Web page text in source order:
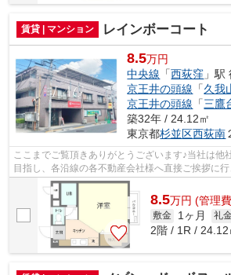
賃貸 | マンション レインボーコート
8.5万円
中央線 「西荻窪 」駅
京王井の頭線 「久我
京王井の頭線 「三鷹
築32年 / 24.12㎡
東京都杉並区西荻南
ここまでご覧頂きありがとうございます♪当社は他
目指し、各沿線の各不動産会社様へ直接ご挨拶に
様へ提供しております！最新の情報は...
8.5万円 (管理
敷金 1ヶ月 礼
2階 / 1R / 24.12